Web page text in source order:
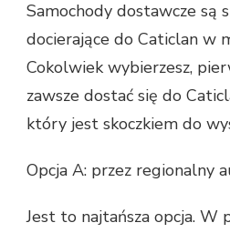
Samochody dostawcze są
docierające do Caticlan w
Cokolwiek wybierzesz,
zawsze dostać się do
który jest skoczkiem do
Opcja A: przez regionalny
Jest to najtańsza opcja. W